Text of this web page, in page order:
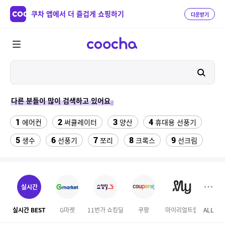
쿠차 앱에서 더 즐겁게 쇼핑하기 다운받기
다른 분들이 많이 검색하고 있어요
1 에어컨 2 써큘레이터 3 양산 4 휴대용 선풍기
5 생수 6 선풍기 7 쪼리 8 크록스 9 선크림
13 창문형 에어컨
15 스포티지r 타이어 235 55 18
17 롯데월드 18 forever21 애사비 ALL
실시간
실시간 BEST G마켓 11번가 쇼킹딜 쿠팡 마이리얼트립 홈앤